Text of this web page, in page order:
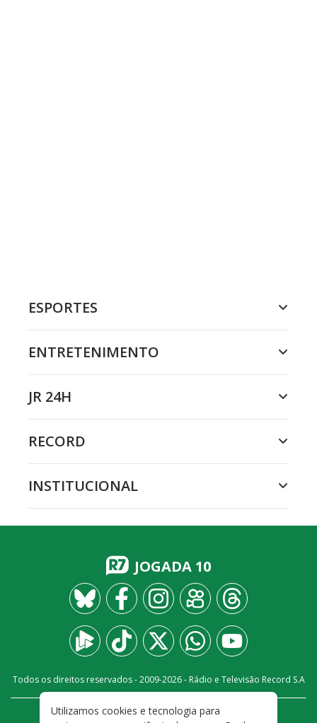
ESPORTES
ENTRETENIMENTO
JR 24H
RECORD
INSTITUCIONAL
JOGADA 10
Todos os direitos reservados - 2009-2026- Rádio e Televisão Record S.A
FALE CONOSCO PRIVACIDADE
Utilizamos cookies e tecnologia para